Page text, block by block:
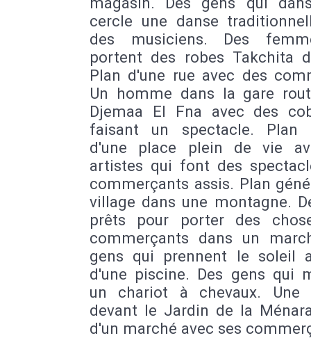
cercle une danse
des musiciens. Des
portent des robes Takchita
Plan d'une rue avec des
Un homme dans la gare
Djemaa El Fna avec des
faisant un spectacle. Plan
d'une place plein de vie
artistes qui font des
commerçants assis. Plan
village dans une montagne.
prêts pour porter des
commerçants dans un
gens qui prennent le soleil
d'une piscine. Des gens qui
un chariot à chevaux. Une
devant le Jardin de la
d'un marché avec ses